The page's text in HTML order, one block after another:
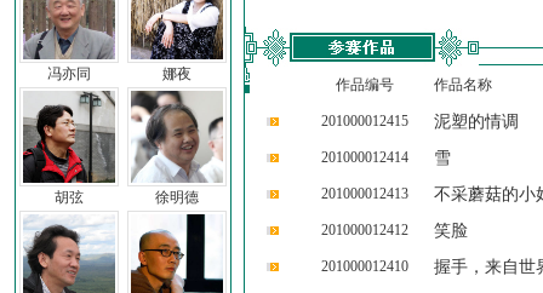
冯亦同 娜夜
胡弦 徐明德
作品编号 作品名称
201000012415 泥塑的情调
201000012414 雪
201000012413 不采蘑菇的小
201000012412 笑脸
201000012410 握手，来自世